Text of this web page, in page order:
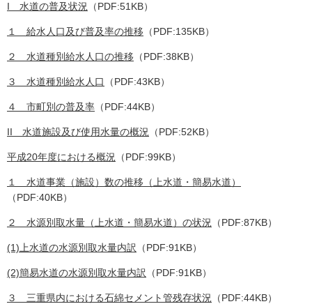
I 水道の普及状況 （PDF:51KB）
１ 給水人口及び普及率の推移 （PDF:135KB）
２ 水道種別給水人口の推移 （PDF:38KB）
３ 水道種別給水人口 （PDF:43KB）
４ 市町別の普及率 （PDF:44KB）
II 水道施設及び使用水量の概況 （PDF:52KB）
平成20年度における概況 （PDF:99KB）
１ 水道事業（施設）数の推移（上水道・簡易水道）
（PDF:40KB）
２ 水源別取水量（上水道・簡易水道）の状況 （PDF:87KB）
(1)上水道の水源別取水量内訳 （PDF:91KB）
(2)簡易水道の水源別取水量内訳 （PDF:91KB）
３ 三重県内における石綿セメント管残存状況 （PDF:44KB）